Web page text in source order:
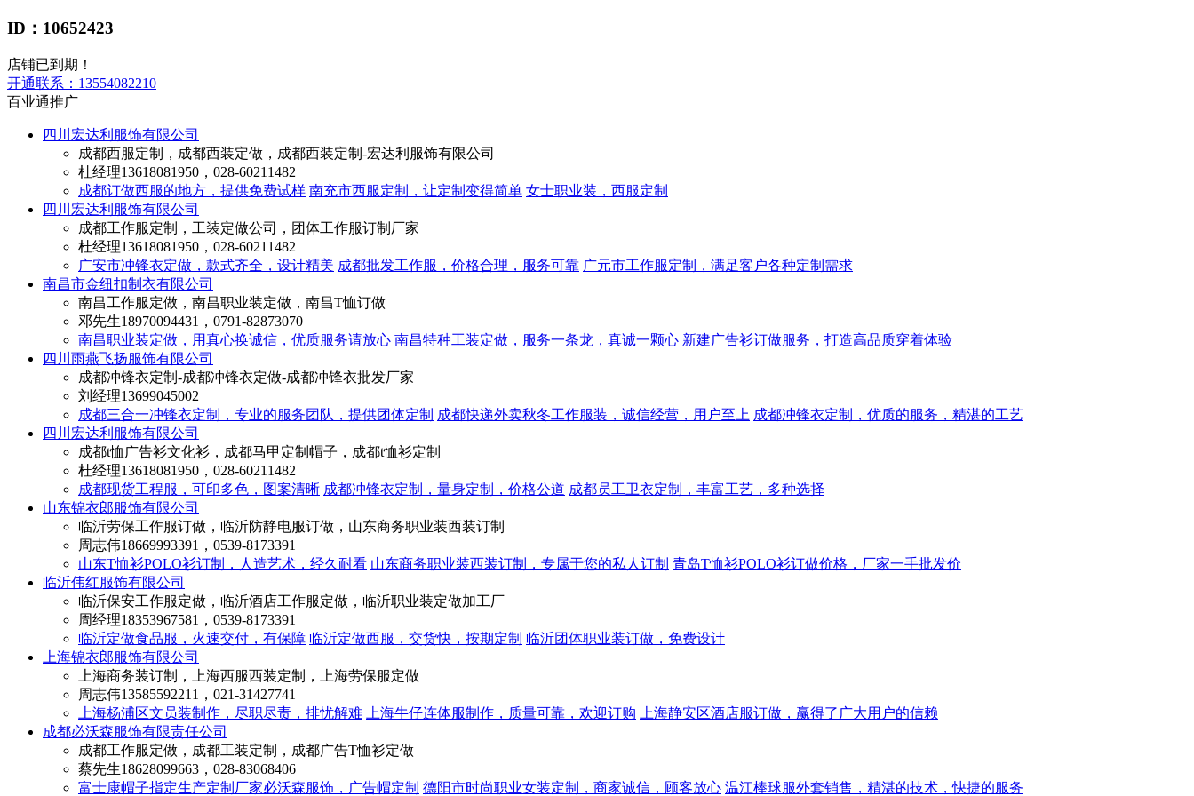
ID：10652423
店铺已到期！
开通联系： 13554082210
百业通推广
四川宏达利服饰有限公司
成都西服定制，成都西装定做，成都西装定制-宏达利服饰有限公司
杜经理13618081950，028-60211482
成都订做西服的地方，提供免费试样 南充市西服定制，让定制变得简单 女士职业装，西服定制
四川宏达利服饰有限公司
成都工作服定制，工装定做公司，团体工作服订制厂家
杜经理13618081950，028-60211482
广安市冲锋衣定做，款式齐全，设计精美 成都批发工作服，价格合理，服务可靠 广元市工作服定制，满足客户各种定制需求
南昌市金纽扣制衣有限公司
南昌工作服定做，南昌职业装定做，南昌T恤订做
邓先生18970094431，0791-82873070
南昌职业装定做，用真心换诚信，优质服务请放心 南昌特种工装定做，服务一条龙，真诚一颗心 新建广告衫订做服务，打造高品质穿着体验
四川雨燕飞扬服饰有限公司
成都冲锋衣定制-成都冲锋衣定做-成都冲锋衣批发厂家
刘经理13699045002
成都三合一冲锋衣定制，专业的服务团队，提供团体定制 成都快递外卖秋冬工作服装，诚信经营，用户至上 成都冲锋衣定制，优质的服务，精湛的工艺
四川宏达利服饰有限公司
成都t恤广告衫文化衫，成都马甲定制帽子，成都t恤衫定制
杜经理13618081950，028-60211482
成都现货工程服，可印多色，图案清晰 成都冲锋衣定制，量身定制，价格公道 成都员工卫衣定制，丰富工艺，多种选择
山东锦衣郎服饰有限公司
临沂劳保工作服订做，临沂防静电服订做，山东商务职业装西装订制
周志伟18669993391，0539-8173391
山东T恤衫POLO衫订制，人造艺术，经久耐看 山东商务职业装西装订制，专属于您的私人订制 青岛T恤衫POLO衫订做价格，厂家一手批发价
临沂伟红服饰有限公司
临沂保安工作服定做，临沂酒店工作服定做，临沂职业装定做加工厂
周经理18353967581，0539-8173391
临沂定做食品服，火速交付，有保障 临沂定做西服，交货快，按期定制 临沂团体职业装订做，免费设计
上海锦衣郎服饰有限公司
上海商务装订制，上海西服西装定制，上海劳保服定做
周志伟13585592211，021-31427741
上海杨浦区文员装制作，尽职尽责，排忧解难 上海牛仔连体服制作，质量可靠，欢迎订购 上海静安区酒店服订做，赢得了广大用户的信赖
成都必沃森服饰有限责任公司
成都工作服定做，成都工装定制，成都广告T恤衫定做
蔡先生18628099663，028-83068406
富士康帽子指定生产定制厂家必沃森服饰，广告帽定制 德阳市时尚职业女装定制，商家诚信，顾客放心 温江棒球服外套销售，精湛的技术，快捷的服务